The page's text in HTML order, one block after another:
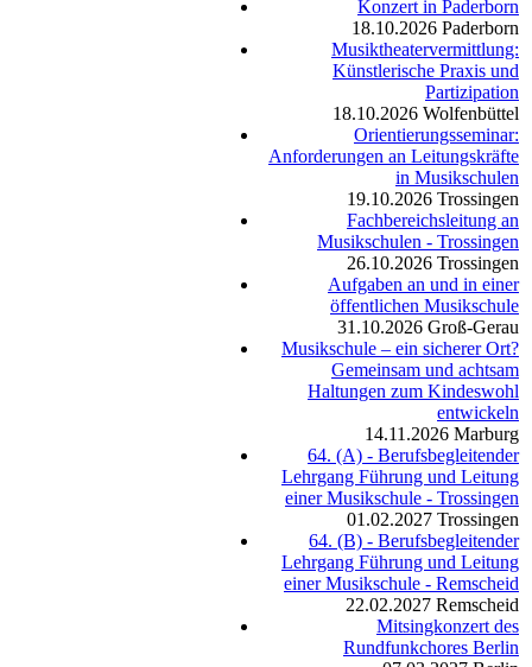
Konzert in Paderborn
18.10.2026 Paderborn
Musiktheatervermittlung:
Künstlerische Praxis und
Partizipation
18.10.2026 Wolfenbüttel
Orientierungsseminar:
Anforderungen an Leitungskräfte
in Musikschulen
19.10.2026 Trossingen
Fachbereichsleitung an
Musikschulen - Trossingen
26.10.2026 Trossingen
Aufgaben an und in einer
öffentlichen Musikschule
31.10.2026 Groß-Gerau
Musikschule – ein sicherer Ort?
Gemeinsam und achtsam
Haltungen zum Kindeswohl
entwickeln
14.11.2026 Marburg
64. (A) - Berufsbegleitender
Lehrgang Führung und Leitung
einer Musikschule - Trossingen
01.02.2027 Trossingen
64. (B) - Berufsbegleitender
Lehrgang Führung und Leitung
einer Musikschule - Remscheid
22.02.2027 Remscheid
Mitsingkonzert des
Rundfunkchores Berlin